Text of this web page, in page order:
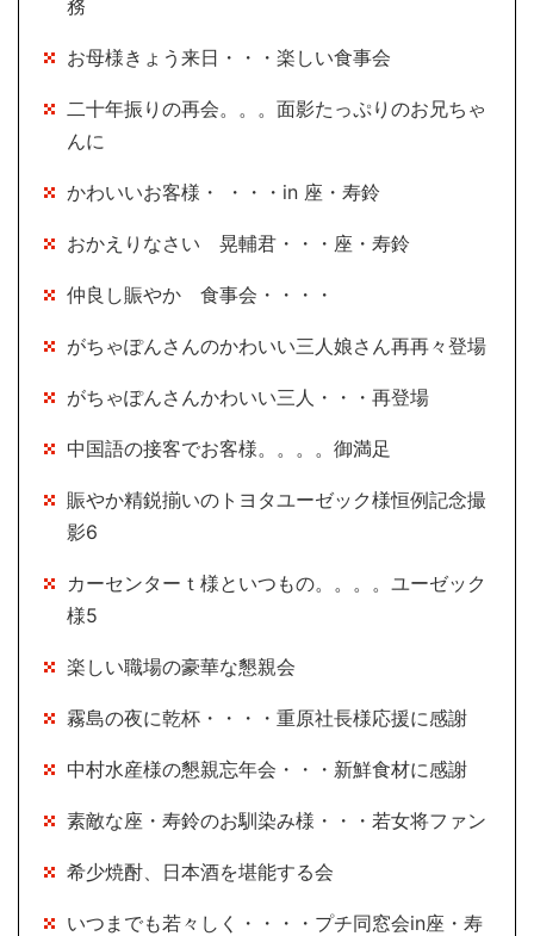
務
お母様きょう来日・・・楽しい食事会
二十年振りの再会。。。面影たっぷりのお兄ちゃ
んに
かわいいお客様・ ・・・in 座・寿鈴
おかえりなさい 晃輔君・・・座・寿鈴
仲良し賑やか 食事会・・・・
がちゃぽんさんのかわいい三人娘さん再再々登場
がちゃぽんさんかわいい三人・・・再登場
中国語の接客でお客様。。。。御満足
賑やか精鋭揃いのトヨタユーゼック様恒例記念撮
影6
カーセンターｔ様といつもの。。。。ユーゼック
様5
楽しい職場の豪華な懇親会
霧島の夜に乾杯・・・・重原社長様応援に感謝
中村水産様の懇親忘年会・・・新鮮食材に感謝
素敵な座・寿鈴のお馴染み様・・・若女将ファン
希少焼酎、日本酒を堪能する会
いつまでも若々しく・・・・プチ同窓会in座・寿